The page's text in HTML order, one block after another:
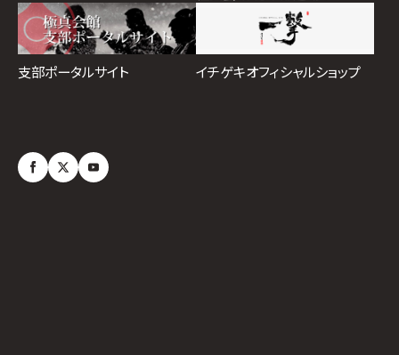
支部ポータルサイト イチゲキオフィシャルショップ